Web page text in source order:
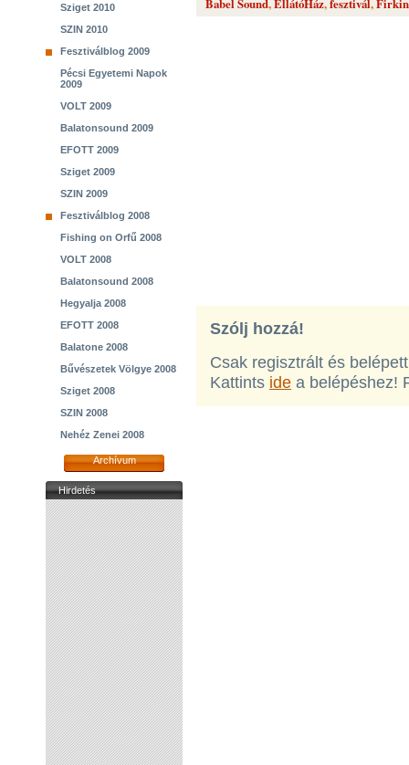
Sziget 2010
SZIN 2010
Fesztiválblog 2009
Pécsi Egyetemi Napok
2009
VOLT 2009
Balatonsound 2009
EFOTT 2009
Sziget 2009
SZIN 2009
Fesztiválblog 2008
Fishing on Orfű 2008
VOLT 2008
Balatonsound 2008
Hegyalja 2008
EFOTT 2008
Balatone 2008
Bűvészetek Völgye 2008
Sziget 2008
SZIN 2008
Nehéz Zenei 2008
Archívum
Hirdetés
Babel Sound,EllátóHáz,fesztivál,Firkin
Szólj hozzá!
Csak regisztrált és
Kattints ide a belépéshez!